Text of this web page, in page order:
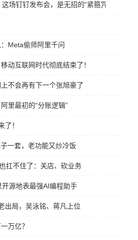
场钉钉发布会，是无招的“紧箍咒”
Meta偷师阿里千问
动互联网时代彻底结束了！
不会再有下一个张旭豪了
里最初的“分账逻辑”
了！
一套，老功能又炒冷饭
扛不住了：关店、砍业务
源地表最强AI编程助手
出局，吴泳铭、蒋凡上位
万亿？